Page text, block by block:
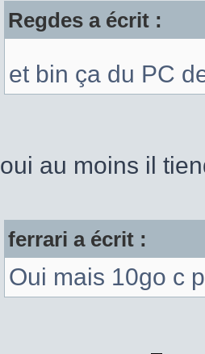
Regdes a écrit :
et bin ça du PC
oui au moins il
ferrari a écrit :
Oui mais 10go c